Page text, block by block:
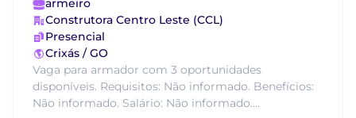
armeiro
Construtora Centro Leste (CCL)
Presencial
Crixás / GO
Vaga para armador com 3 oportunidades
disponíveis. Requisitos: Não informado. Benefícios:
Não informado. Salário: Não informado....